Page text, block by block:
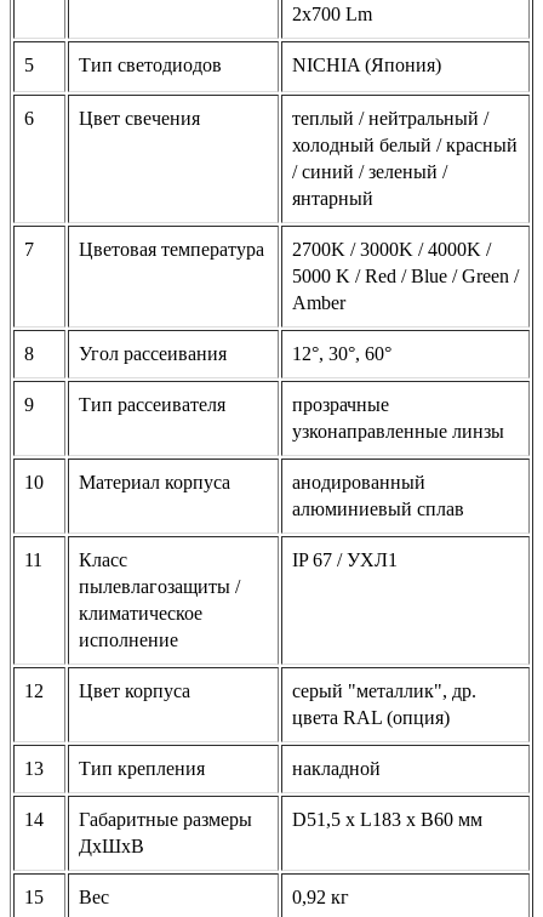
2x700 Lm
5 Тип светодиодов NICHIA (Япония)
6 Цвет свечения
теплый / нейтральный /
холодный белый / красный
/ синий / зеленый /
янтарный
7 Цветовая температура
2700K / 3000K / 4000K /
5000 K / Red / Blue / Green /
Amber
8 Угол рассеивания 12°, 30°, 60°
9 Тип рассеивателя
прозрачные
узконаправленные линзы
10 Материал корпуса
анодированный
алюминиевый сплав
11
Класс
пылевлагозащиты /
климатическое
исполнение
IP 67 / УХЛ1
12 Цвет корпуса
серый "металлик", др.
цвета RAL (опция)
13 Тип крепления накладной
14
Габаритные размеры
ДхШхВ
D51,5 х L183 x B60 мм
15 Вес 0,92 кг